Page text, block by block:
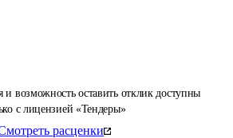
возможность оставить отклик доступны
с лицензией «Тендеры»
расценки